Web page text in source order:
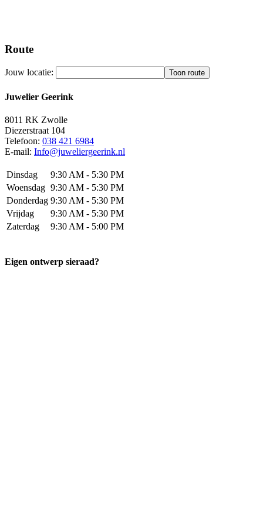
Route
Jouw locatie:
Juwelier Geerink
8011 RK Zwolle
Diezerstraat 104
Telefoon: 038 421 6984
E-mail: Info@juweliergeerink.nl
Dinsdag
9:30 AM - 5:30 PM
Woensdag 9:30 AM - 5:30 PM
Donderdag 9:30 AM - 5:30 PM
Vrijdag
9:30 AM - 5:30 PM
Zaterdag
9:30 AM - 5:00 PM
Eigen ontwerp sieraad?